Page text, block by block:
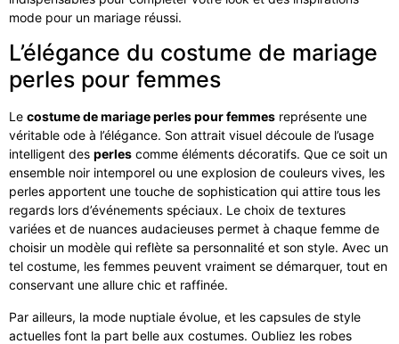
mode pour un mariage réussi.
L’élégance du costume de mariage
perles pour femmes
Le costume de mariage perles pour femmes représente une
véritable ode à l’élégance. Son attrait visuel découle de l’usage
intelligent des perles comme éléments décoratifs. Que ce soit un
ensemble noir intemporel ou une explosion de couleurs vives, les
perles apportent une touche de sophistication qui attire tous les
regards lors d’événements spéciaux. Le choix de textures
variées et de nuances audacieuses permet à chaque femme de
choisir un modèle qui reflète sa personnalité et son style. Avec un
tel costume, les femmes peuvent vraiment se démarquer, tout en
conservant une allure chic et raffinée.
Par ailleurs, la mode nuptiale évolue, et les capsules de style
actuelles font la part belle aux costumes. Oubliez les robes